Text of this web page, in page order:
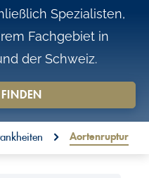
Spezialisten,
Fachgebiet in
der Schweiz.
Aortenruptur